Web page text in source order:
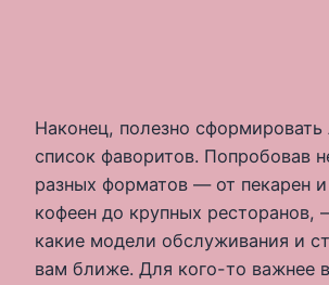
Наконец, полезно сформировать
список фаворитов. Попробовав
разных форматов — от пекарен
кофеен до крупных ресторанов,
какие модели обслуживания и
вам ближе. Для кого-то важнее